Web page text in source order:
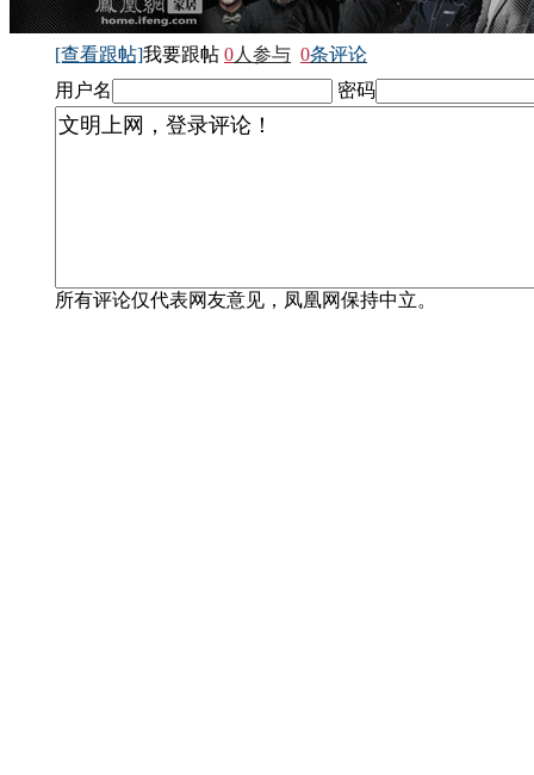
[查看跟帖]我要跟帖 0人参与 0条评论
用户名
密码
所有评论仅代表网友意见，凤凰网保持中立。